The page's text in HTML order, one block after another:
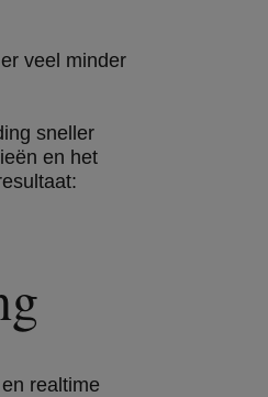
veel minder
sneller
en het
realtime